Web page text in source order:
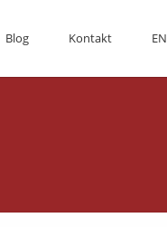
Blog Kontakt EN